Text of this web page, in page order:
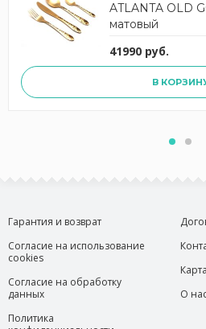
ATLANTA OLD
матовый
41990 руб.
В
Гарантия и возврат
Согласие на использование
cookies
Согласие на обработку
данных
Политика
О